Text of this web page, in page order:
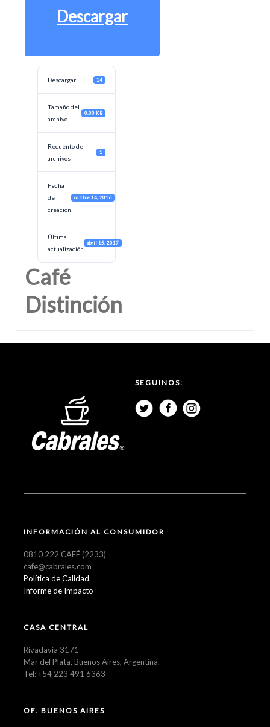
Descargar
Descargar 14
Tamaño del
archivo
0.00 KB
Recuento de
archivos
1
Fecha
de
creación
octubre 14, 2016
Última
actualización
abril 15, 2017
Café
Distinción
SEGUINOS:
INFORMACIÓN AL CONSUMIDOR
0810 222 CAFÉ (2233)
cafe@cabrales.com
Política de Calidad
Informe de Impacto
CASA CENTRAL
Rivadavia 3171
Mar del Plata, Buenos Aires, Argentina.
Tel: +54 223 491 6363
OF. BUENOS AIRES